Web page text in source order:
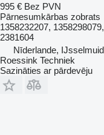
995 € Bez PVN
Pārnesumkārbas zobrats
1358232207,
2381604
Nīderlande,
Roessink Techniek
Sazināties ar pārdevēju